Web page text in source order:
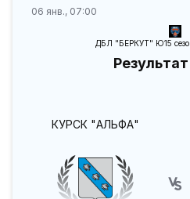
06 янв., 07:00
ДБЛ "БЕРКУТ" Ю15
КУРСК "АЛЬФА"